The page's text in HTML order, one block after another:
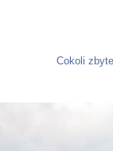
Cokoli